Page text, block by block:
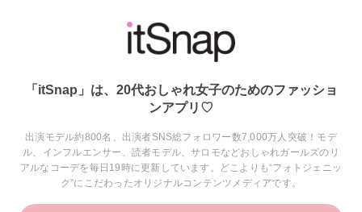
「itSnap」は、20代おしゃれ女子のためのファッショ
ンアプリ♡
出演モデル約800名、出演者SNS総フォロワー数7,000万人突破！モデ
ル、インフルエンサー、読者モデル、サロモなどおしゃれガールズのリ
アルなコーデを毎日19時に更新しています。どこよりも“フォトジェニッ
ク”にこだわったオリジナルコンテンツメディアです。